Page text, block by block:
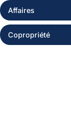
Affaires
Copropriété